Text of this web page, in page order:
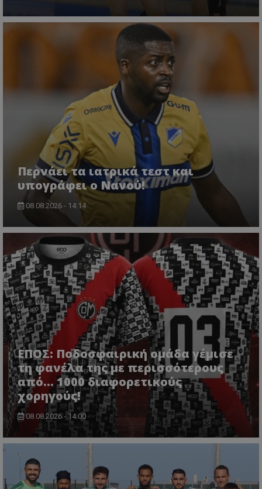
Περνάει τα ιατρικά τεστ και
υπογράφει ο Νανού!
08.08.2026 - 14:14
ΕΠΟΣ: Ποδοσφαιρική ομάδα γέμισε
τη φανέλα της με περισσότερους
από... 1000 διαφορετικούς
χορηγούς!
08.08.2026 - 14:00